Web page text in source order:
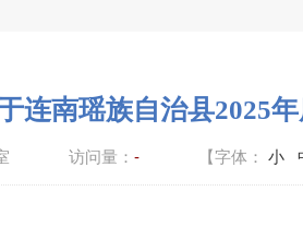
连南瑶族自治县2025
访问量： - 【字体： 小